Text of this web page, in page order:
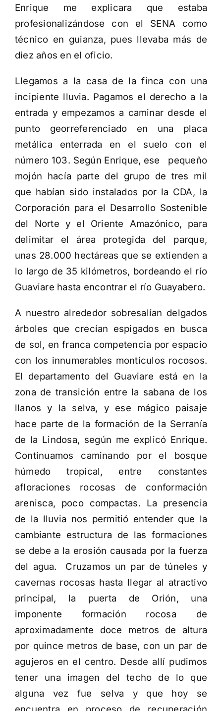
Enrique me explicara que estaba
profesionalizándose con el SENA como
técnico en guianza, pues llevaba más de
diez años en el oficio.
Llegamos a la casa de la finca con una
incipiente lluvia. Pagamos el derecho a la
entrada y empezamos a caminar desde el
punto georreferenciado en una placa
metálica enterrada en el suelo con el
número 103. Según Enrique, ese pequeño
mojón hacía parte del grupo de tres mil
que habían sido instalados por la CDA, la
Corporación para el Desarrollo Sostenible
del Norte y el Oriente Amazónico, para
delimitar el área protegida del parque,
unas 28.000 hectáreas que se extienden a
lo largo de 35 kilómetros, bordeando el río
Guaviare hasta encontrar el río Guayabero.
A nuestro alrededor sobresalían delgados
árboles que crecían espigados en busca
de sol, en franca competencia por espacio
con los innumerables montículos rocosos.
El departamento del Guaviare está en la
zona de transición entre la sabana de los
llanos y la selva, y ese mágico paisaje
hace parte de la formación de la Serranía
de la Lindosa, según me explicó Enrique.
Continuamos caminando por el bosque
húmedo tropical, entre constantes
afloraciones rocosas de conformación
arenisca, poco compactas. La presencia
de la lluvia nos permitió entender que la
cambiante estructura de las formaciones
se debe a la erosión causada por la fuerza
del agua. Cruzamos un par de túneles y
cavernas rocosas hasta llegar al atractivo
principal, la puerta de Orión, una
imponente formación rocosa de
aproximadamente doce metros de altura
por quince metros de base, con un par de
agujeros en el centro. Desde allí pudimos
tener una imagen del techo de lo que
alguna vez fue selva y que hoy se